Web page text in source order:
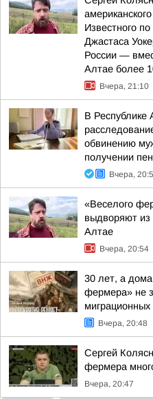
Известного
Джастаса
России —
Алтае более
Вчера, 21:10
В Республике
обвинению
получении
Вчера,
«Веселого
выдворяют из
Алтае
Вчера, 20:54
30 лет, а
фермера» не
Вчера, 20:48
Сергей
фермера
Вчера, 20:47